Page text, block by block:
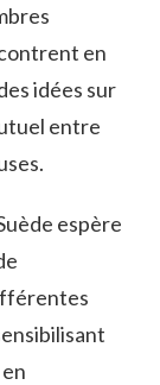
en
idées sur
entre⁢
espère